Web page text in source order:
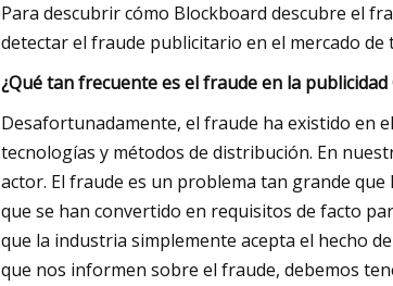
Para descubrir cómo Blockboard descubre el
detectar el fraude publicitario en el mercado de
¿Qué tan frecuente es el fraude en la
Desafortunadamente, el fraude ha existido en
tecnologías y métodos de distribución. En
actor. El fraude es un problema tan grande
que se han convertido en requisitos de facto
que la industria simplemente acepta el hecho
que nos informen sobre el fraude, debemos